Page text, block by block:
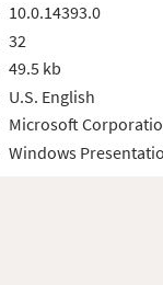
10.0.14393.0
32
49.5 kb
U.S. English
Microsoft
Windows